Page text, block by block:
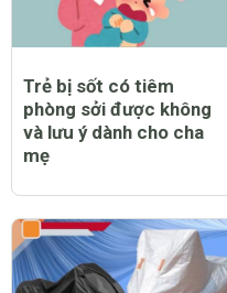
Trẻ bị sốt có tiêm
phòng sởi được không
và lưu ý dành cho cha
mẹ